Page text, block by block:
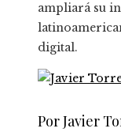
ampliará su
digital.
Por Javier